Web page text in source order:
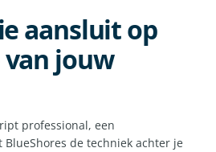
aansluit op
jouw
professional, een
de techniek achter je